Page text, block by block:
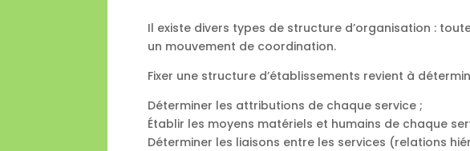
Il existe divers types de structure d’organisation :
un mouvement de coordination.
Fixer une structure d’établissements revient à
Déterminer les attributions de chaque service ;
Établir les moyens matériels et humains de chaque
Déterminer les liaisons entre les services (relations